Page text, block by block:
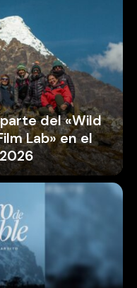
del «Wild
Lab» en el